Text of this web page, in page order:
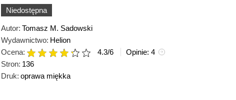
Niedostępna
Autor: Tomasz M. Sadowski
Wydawnictwo: Helion
Ocena:
4.3/6 Opinie: 4
Stron: 136
Druk: oprawa miękka